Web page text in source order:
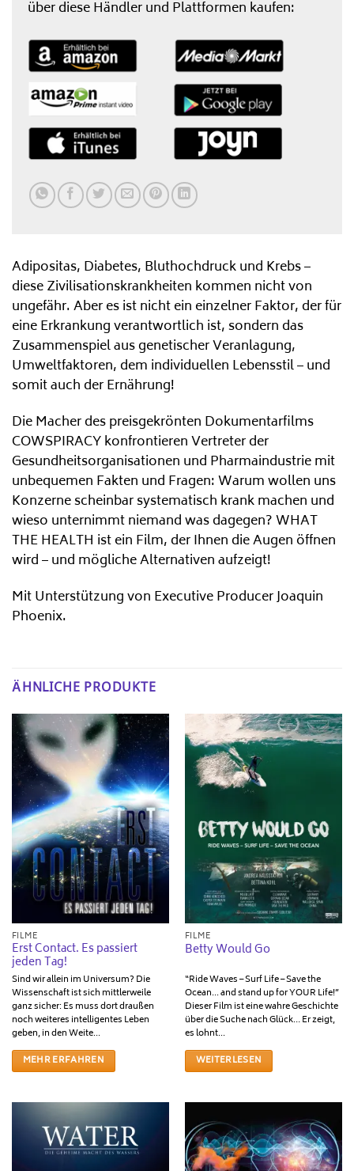
über diese Händler und Plattformen kaufen:
Adipositas, Diabetes, Bluthochdruck und Krebs –
diese Zivilisationskrankheiten kommen nicht von
ungefähr. Aber es ist nicht ein einzelner Faktor, der für
eine Erkrankung verantwortlich ist, sondern das
Zusammenspiel aus genetischer Veranlagung,
Umweltfaktoren, dem individuellen Lebensstil – und
somit auch der Ernährung!
Die Macher des preisgekrönten Dokumentarfilms
COWSPIRACY konfrontieren Vertreter der
Gesundheitsorganisationen und Pharmaindustrie mit
unbequemen Fakten und Fragen: Warum wollen uns
Konzerne scheinbar systematisch krank machen und
wieso unternimmt niemand was dagegen? WHAT
THE HEALTH ist ein Film, der Ihnen die Augen öffnen
wird – und mögliche Alternativen aufzeigt!
Mit Unterstützung von Executive Producer Joaquin
Phoenix.
ÄHNLICHE PRODUKTE
FILME
Erst Contact. Es passiert
jeden Tag!
Sind wir allein im Universum? Die
Wissenschaft ist sich mittlerweile
ganz sicher: Es muss dort draußen
noch weiteres intelligentes Leben
geben, in den Weite...
MEHR ERFAHREN
FILME
Betty Would Go
“Ride Waves – Surf Life – Save the
Ocean... and stand up for YOUR Life!”
Dieser Film ist eine wahre Geschichte
über die Suche nach Glück… Er zeigt,
es lohnt...
WEITERLESEN